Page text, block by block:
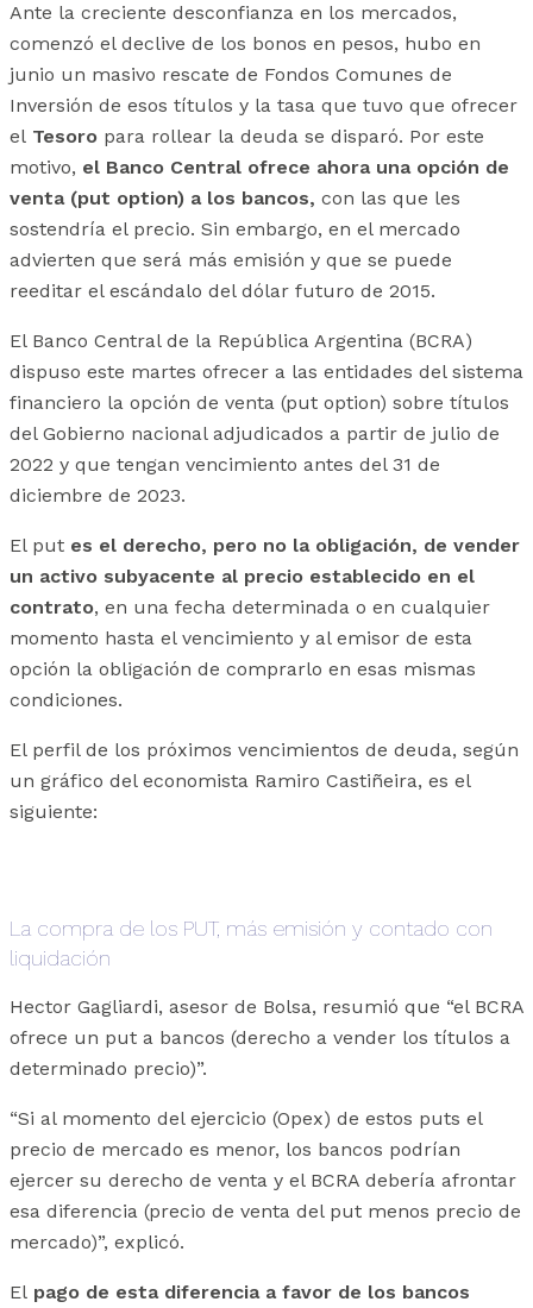
Ante la creciente desconfianza en los mercados,
comenzó el declive de los bonos en pesos, hubo en
junio un masivo rescate de Fondos Comunes de
Inversión de esos títulos y la tasa que tuvo que ofrecer
el Tesoro para rollear la deuda se disparó. Por este
motivo, el Banco Central ofrece ahora una opción de
venta (put option) a los bancos, con las que les
sostendría el precio. Sin embargo, en el mercado
advierten que será más emisión y que se puede
reeditar el escándalo del dólar futuro de 2015.
El Banco Central de la República Argentina (BCRA)
dispuso este martes ofrecer a las entidades del sistema
financiero la opción de venta (put option) sobre títulos
del Gobierno nacional adjudicados a partir de julio de
2022 y que tengan vencimiento antes del 31 de
diciembre de 2023.
El put es el derecho, pero no la obligación, de vender
un activo subyacente al precio establecido en el
contrato, en una fecha determinada o en cualquier
momento hasta el vencimiento y al emisor de esta
opción la obligación de comprarlo en esas mismas
condiciones.
El perfil de los próximos vencimientos de deuda, según
un gráfico del economista Ramiro Castiñeira, es el
siguiente:
La compra de los PUT, más emisión y contado con
liquidación
Hector Gagliardi, asesor de Bolsa, resumió que “el BCRA
ofrece un put a bancos (derecho a vender los títulos a
determinado precio)”.
“Si al momento del ejercicio (Opex) de estos puts el
precio de mercado es menor, los bancos podrían
ejercer su derecho de venta y el BCRA debería afrontar
esa diferencia (precio de venta del put menos precio de
mercado)”, explicó.
El pago de esta diferencia a favor de los bancos